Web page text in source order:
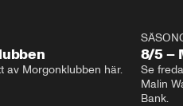
match i världens
av Morgonklubben här.
8/5 –
Se
Malin
Bank.